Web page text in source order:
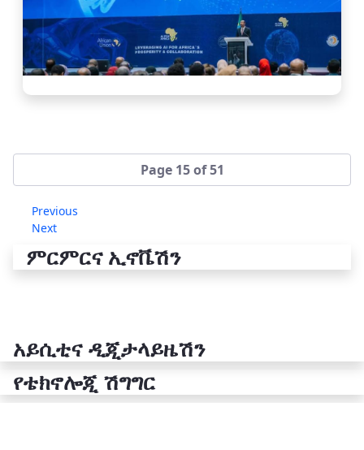
Page 15 of 51
Previous
Next
ምርምርና ኢኖቬሽን
አይሲቲና ዲጂታላይዜሽን
የቴክኖሎጂ ሽግግር